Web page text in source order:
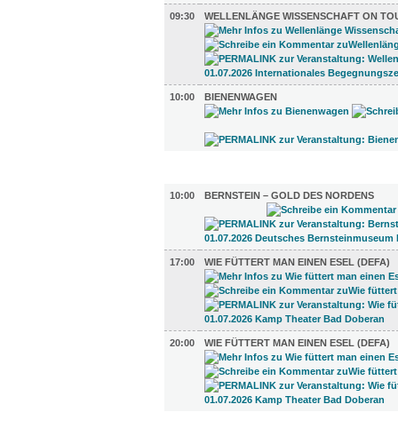
09:30 WELLENLÄNGE WISSENSCHAFT ON
10:00 BIENENWAGEN
10:00
BERNSTEIN – GOLD DES NORDENS
17:00 WIE FÜTTERT MAN EINEN ESEL (DEFA)
20:00 WIE FÜTTERT MAN EINEN ESEL (DEFA)